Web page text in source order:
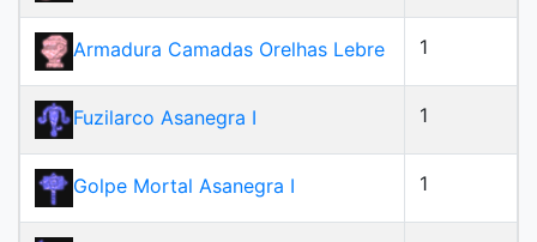
Armadura Camadas Orelhas Lebre 1
Fuzilarco Asanegra I 1
Golpe Mortal Asanegra I 1